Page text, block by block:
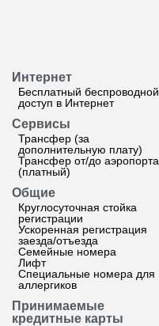
Интернет
Бесплатный беспроводной
доступ в Интернет
Сервисы
Трансфер (за
дополнительную плату)
Трансфер от/до аэропорта
(платный)
Общие
Круглосуточная стойка
регистрации
Ускоренная регистрация
заезда/отъезда
Семейные номера
Лифт
Специальные номера для
аллергиков
Принимаемые
кредитные карты